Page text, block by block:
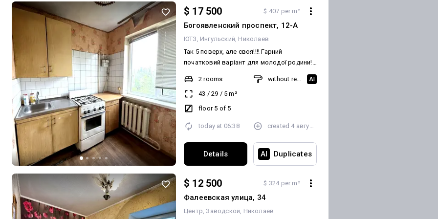
$ 17 500 $ 407 per m²
Богоявленский проспект, 12-А
ЮТЗ Ингульский Николаев
Так 5 поверх, але своя!!!! Гарний
початковий варіант для молодої родини!
зупинка Авангардна. Квартира потребує
ремонту Не кутова Гарне розташування
будинку Вартість квартири 17500$, торг
2 rooms
43 / 29 / 5 m²
floor 5 of 5
without renovation
AI
today at 06:38 created 4 августа
Details AI Duplicates
$ 12 500 $ 324 per m²
Фалеевская улица, 34
Центр Заводской Николаев